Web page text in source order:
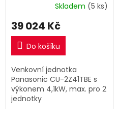
Skladem (5 ks)
39 024 Kč
Do košíku
Venkovní jednotka
Panasonic CU-2Z41TBE s
výkonem 4,1kW, max. pro 2
jednotky